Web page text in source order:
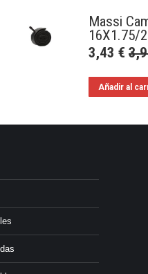
Massi
16X1.75/
3,43€
Añadir al